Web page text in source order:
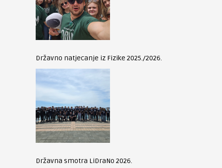
Državno natjecanje iz Fizike 2025./2026.
Državna smotra LiDraNo 2026.